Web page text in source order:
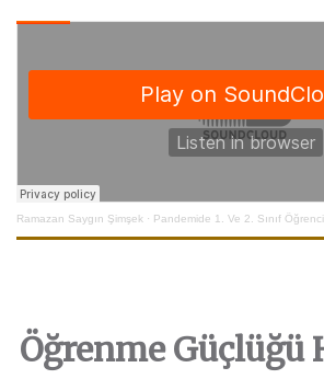
Ramazan Saygın Şimşek · Pandemide 1. Ve 2. Sınıf Öğrencilerin
Öğrenme Güçlüğü